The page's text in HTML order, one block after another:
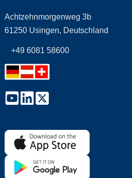
Achtzehnmorgenweg 3b
61250 Usingen, Deutschland
+49 6081 58600